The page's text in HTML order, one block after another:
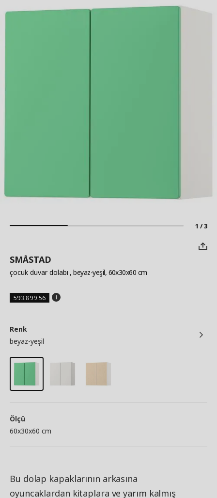
1 / 3
SMÅSTAD
çocuk duvar dolabı , beyaz-yeşil, 60x30x60 cm
593.899.56
Renk
beyaz-yeşil
Ölçü
60x30x60 cm
Bu dolap kapaklarının arkasına
oyuncaklardan kitaplara ve yarım kalmış